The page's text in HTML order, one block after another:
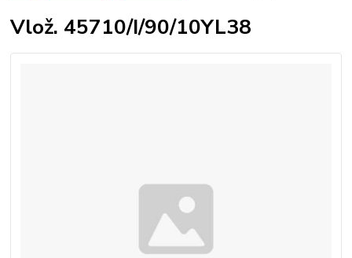
Vlož. 45710/I/90/10YL38